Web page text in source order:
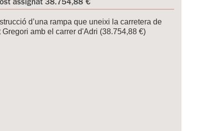
assignat 38.754,88 €
d’una rampa que uneixi la carretera de
Gregori amb el carrer d'Adri (38.754,88 €)